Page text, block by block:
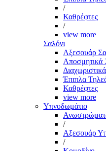
/
Καθρέφτες
/
view more
Σαλόνι
Αξεσουάρ
Έπιπλα
Καθρέφτες
view more
Υπνοδωμάτιο
/
Αξεσουάρ
/